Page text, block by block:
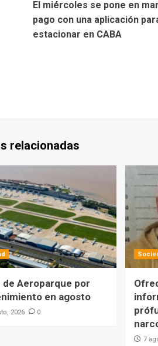
El miércoles se pone en
pago con una aplicación
estacionar en CABA
relacionadas
de Aeroparque por
en agosto
2026 0
7